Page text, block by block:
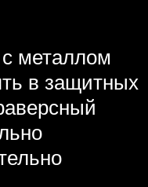
металлом
в защитных